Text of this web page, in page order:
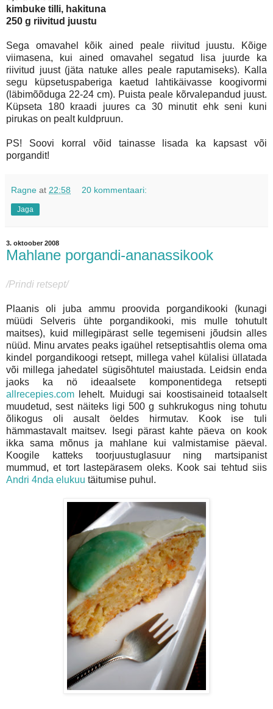
kimbuke tilli, hakituna
250 g riivitud juustu
Sega omavahel kõik ained peale riivitud juustu. Kõige
viimasena, kui ained omavahel segatud lisa juurde ka
riivitud juust (jäta natuke alles peale raputamiseks). Kalla
segu küpsetuspaberiga kaetud lahtikäivasse koogivormi
(läbimõõduga 22-24 cm). Puista peale kõrvalepandud juust.
Küpseta 180 kraadi juures ca 30 minutit ehk seni kuni
pirukas on pealt kuldpruun.
PS! Soovi korral võid tainasse lisada ka kapsast või
porgandit!
Ragne at 22:58 20 kommentaari:
Jaga
3. oktoober 2008
Mahlane porgandi-ananassikook
/Prindi retsept/
Plaanis oli juba ammu proovida porgandikooki (kunagi
müüdi Selveris ühte porgandikooki, mis mulle tohutult
maitses), kuid millegipärast selle tegemiseni jõudsin alles
nüüd. Minu arvates peaks igaühel retseptisahtlis olema oma
kindel porgandikoogi retsept, millega vahel külalisi üllatada
või millega jahedatel sügisõhtutel maiustada. Leidsin enda
jaoks ka nö ideaalsete komponentidega retsepti
allrecepies.com lehelt. Muidugi sai koostisaineid totaalselt
muudetud, sest näiteks ligi 500 g suhkrukogus ning tohutu
õlikogus oli ausalt öeldes hirmutav. Kook ise tuli
hämmastavalt maitsev. Isegi pärast kahte päeva on kook
ikka sama mõnus ja mahlane kui valmistamise päeval.
Koogile katteks toorjuustuglasuur ning martsipanist
mummud, et tort lastepärasem oleks. Kook sai tehtud siis
Andri 4nda elukuu täitumise puhul.